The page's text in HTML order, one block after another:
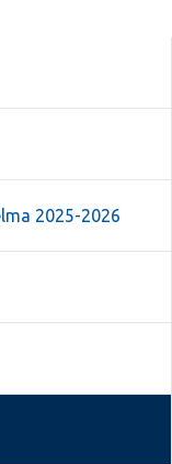
2025-2026